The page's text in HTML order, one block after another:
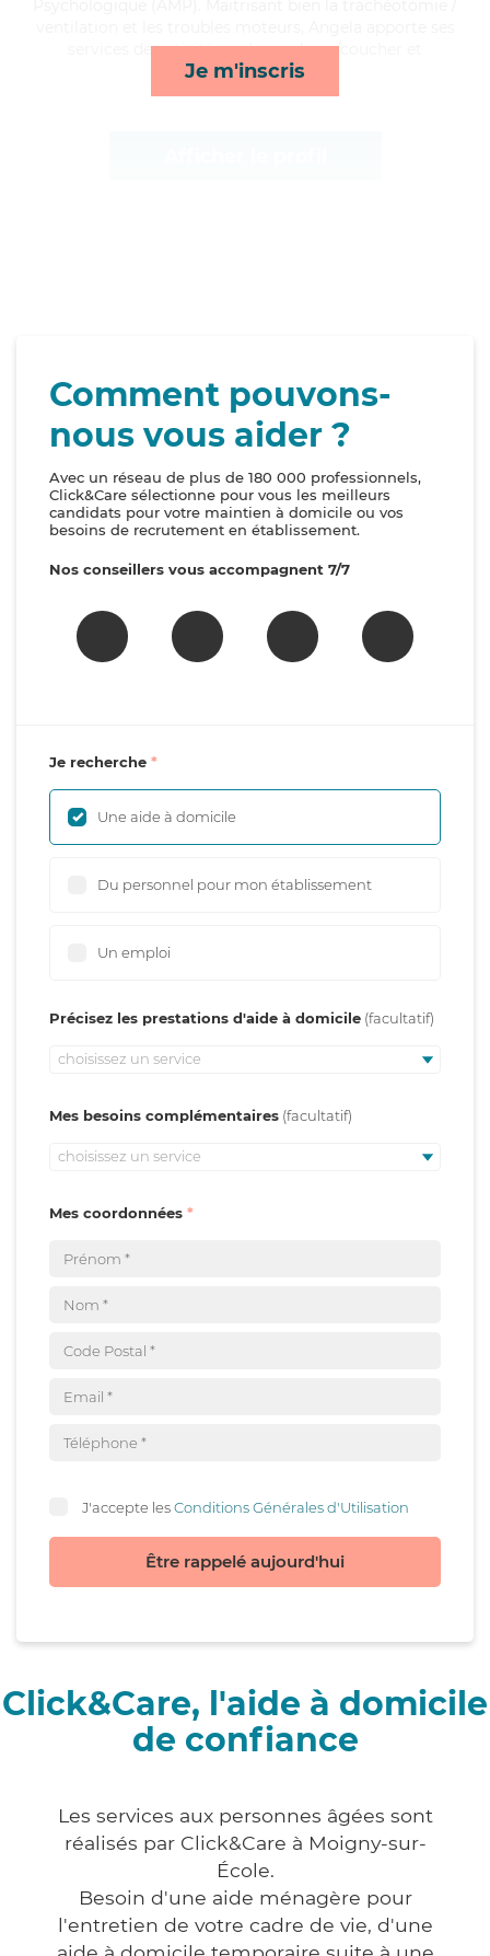
Je m'inscris
services de activités, ménage, lever/coucher et
courses/livraison*
Comment pouvons-
nous vous aider ?
Avec un réseau de plus de 180 000 professionnels,
Click&Care sélectionne pour vous les meilleurs
candidats pour votre maintien à domicile ou vos
besoins de recrutement en établissement.
Nos conseillers vous accompagnent 7/7
Je recherche
Une aide à domicile
Du personnel pour mon établissement
Un emploi
Précisez les prestations d'aide à domicile
choisissez un service
Mes besoins complémentaires
choisissez un service
Mes coordonnées
J'accepte lesConditions Générales d'Utilisation
Être rappelé aujourd'hui
Click&Care, l'aide à domicile
de confiance
Les services aux personnes âgées sont
réalisés par Click&Care à Moigny-sur-
École.
Besoin d'une aide ménagère pour
l'entretien de votre cadre de vie, d'une